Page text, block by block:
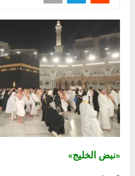
«نبض الخليج»